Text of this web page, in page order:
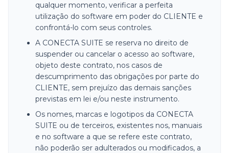
qualquer momento, verificar a perfeita
utilização do software em poder do CLIENTE e
confrontá-lo com seus controles.
A CONECTA SUITE se reserva no direito de
suspender ou cancelar o acesso ao software,
objeto deste contrato, nos casos de
descumprimento das obrigações por parte do
CLIENTE, sem prejuízo das demais sanções
previstas em lei e/ou neste instrumento.
Os nomes, marcas e logotipos da CONECTA
SUITE ou de terceiros, existentes nos, manuais
e no software a que se refere este contrato,
não poderão ser adulterados ou modificados, a